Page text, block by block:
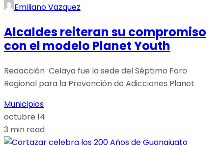
Emiliano Vazquez
Alcaldes reiteran su compromiso
con el modelo Planet Youth
Redacción Celaya fue la sede del Séptimo Foro
Regional para la Prevención de Adicciones Planet
Municipios
octubre 14
3 min read